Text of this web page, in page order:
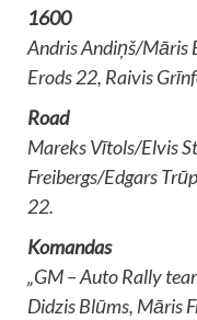
1600
Andris Andiņš/Māris
Erods 22, Raivis
Road
Mareks Vītols/Elvis
Freibergs/Edgars
22.
Komandas
„GM – Auto Rally
Didzis Blūms, Māris